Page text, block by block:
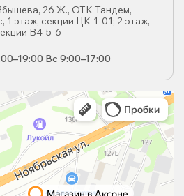
26 Ж., ОТК Тандем,
1 этаж, секции ЦК-1-01; 2 этаж,
В4-5-6
Вс 9:00–17:00